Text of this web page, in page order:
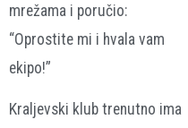
mrežama i poručio:
“Oprostite mi i hvala vam
ekipo!”
Kraljevski klub trenutno ima